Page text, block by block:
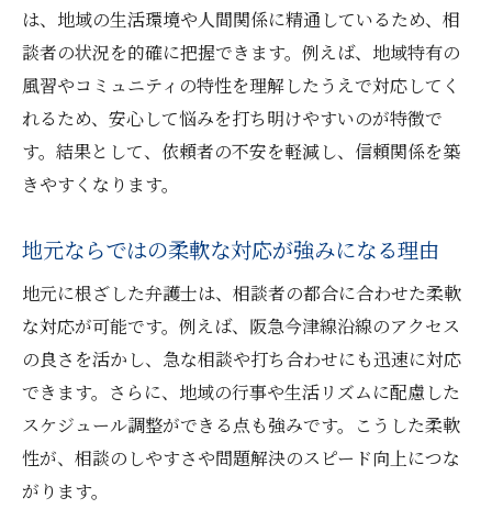
は、地域の生活環境や人間関係に精通しているため、相
談者の状況を的確に把握できます。例えば、地域特有の
風習やコミュニティの特性を理解したうえで対応してく
れるため、安心して悩みを打ち明けやすいのが特徴で
す。結果として、依頼者の不安を軽減し、信頼関係を築
きやすくなります。
地元ならではの柔軟な対応が強みになる理由
地元に根ざした弁護士は、相談者の都合に合わせた柔軟
な対応が可能です。例えば、阪急今津線沿線のアクセス
の良さを活かし、急な相談や打ち合わせにも迅速に対応
できます。さらに、地域の行事や生活リズムに配慮した
スケジュール調整ができる点も強みです。こうした柔軟
性が、相談のしやすさや問題解決のスピード向上につな
がります。